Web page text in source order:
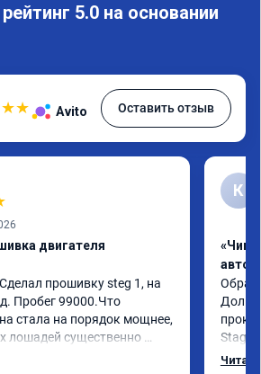
5.0 на основании
★★ Avito Оставить отзыв
двигателя
прошивку steg 1, на
Пробег 99000.Что
стала на порядок мощнее,
лошадей существенно
крутящего
К
«Чип
Долго
Stage
с